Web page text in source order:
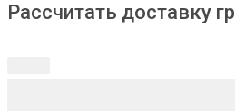
Рассчитать доставку